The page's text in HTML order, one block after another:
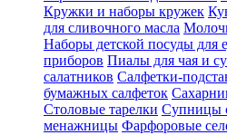
Кружки и наборы кружек
для сливочного масла
Наборы детской посуды для
приборов Пиалы для чая и
салатников Салфетки-
бумажных салфеток
Столовые тарелки Супницы
менажницы Фарфоровые